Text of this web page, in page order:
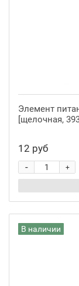
Элемент
[щелочная,
12 руб
+
-
В наличии